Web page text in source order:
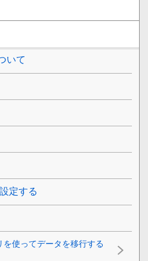
いて
定する
使ってデータを移行する